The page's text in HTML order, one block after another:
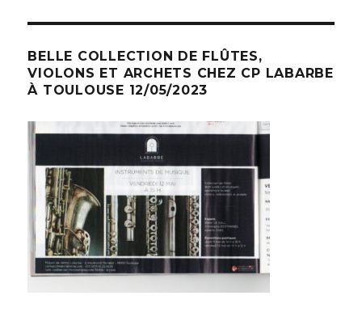
BELLE COLLECTION DE FLÛTES,
VIOLONS ET ARCHETS CHEZ CP LABARBE
À TOULOUSE 12/05/2023